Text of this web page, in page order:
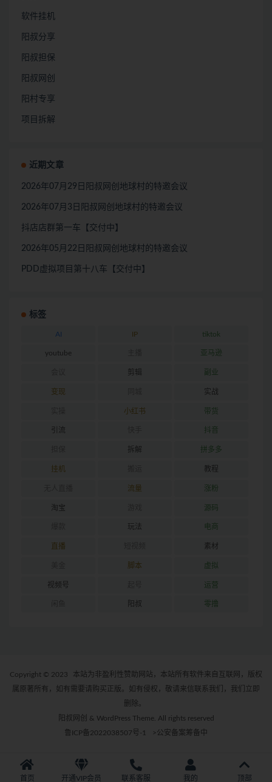
软件挂机
阳叔分享
阳叔担保
阳叔网创
阳村专享
项目拆解
近期文章
2026年07月29日阳叔网创地球村的特邀会议
2026年07月3日阳叔网创地球村的特邀会议
抖店店群第一车【交付中】
2026年05月22日阳叔网创地球村的特邀会议
PDD虚拟项目第十八车【交付中】
标签
AI IP tiktok
youtube 亚马逊
剪辑 副业
变现 实战
小红书 带货
引流 抖音
拆解 拼多多
挂机 教程
流量 涨粉
淘宝 源码
玩法 电商
直播 素材
脚本 虚拟
视频号 运营
阳叔 零撸
Copyright © 2023
本站为非盈利性赞助网站，本站所有软件来自互联网，版权
属原著所有，如有需要请购买正版。如有侵权，敬请来信联系我们，我们立即
删除。
阳叔网创 & WordPress Theme. All rights reserved
鲁ICP备2022038507号-1
>公安备案筹备中
首页 开通VIP会员 联系客服 我的 顶部